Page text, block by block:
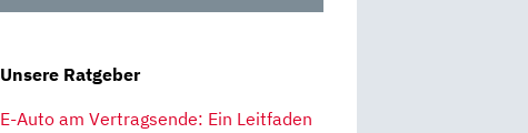
Unsere Ratgeber
E-Auto am Vertragsende: Ein Leitfaden